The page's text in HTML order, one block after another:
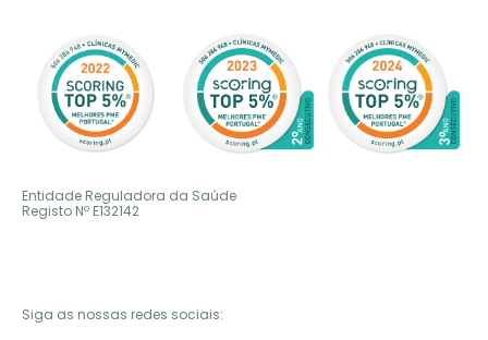
Entidade Reguladora da Saúde
Registo Nº E132142
Siga as nossas redes sociais: